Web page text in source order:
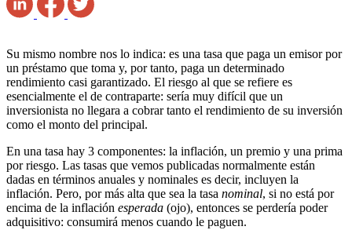
Su mismo nombre nos lo indica: es una tasa que paga un emisor por
un préstamo que toma y, por tanto, paga un determinado
rendimiento casi garantizado. El riesgo al que se refiere es
esencialmente el de contraparte: sería muy difícil que un
inversionista no llegara a cobrar tanto el rendimiento de su inversión
como el monto del principal.
En una tasa hay 3 componentes: la inflación, un premio y una prima
por riesgo. Las tasas que vemos publicadas normalmente están
dadas en términos anuales y nominales es decir, incluyen la
inflación. Pero, por más alta que sea la tasa nominal, si no está por
encima de la inflación esperada (ojo), entonces se perdería poder
adquisitivo: consumirá menos cuando le paguen.